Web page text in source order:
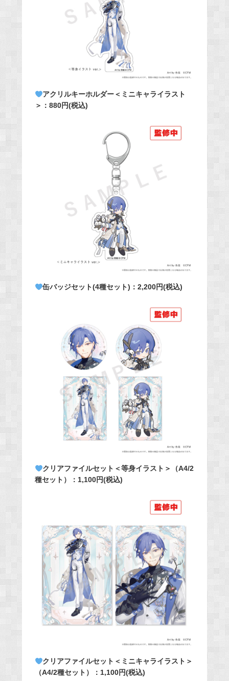
アクリルキーホルダー＜ミニキャライラスト
＞：880円(税込)
缶バッジセット(4種セット)：2,200円(税込)
クリアファイルセット＜等身イラスト＞（A4/2
種セット）：1,100円(税込)
クリアファイルセット＜ミニキャライラスト＞
（A4/2種セット）：1,100円(税込)